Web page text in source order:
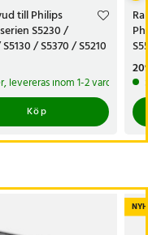
till Philips
S5230 /
/ S5370 / S5210
ersätter SH30
levereras inom 1-2 vardagar
Köp